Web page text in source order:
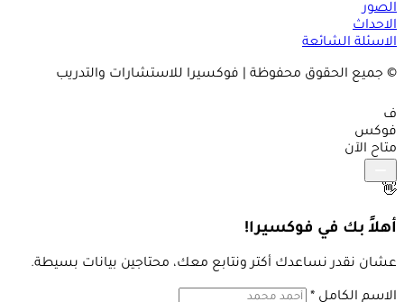
الصور
الاحداث
الاسئلة الشائعة
© جميع الحقوق محفوظة | فوكسيرا للاستشارات والتدريب
ف
فوكس
متاح الآن
👋
أهلاً بك في فوكسيرا!
عشان نقدر نساعدك أكتر ونتابع معك، محتاجين بيانات بسيطة.
الاسم الكامل *